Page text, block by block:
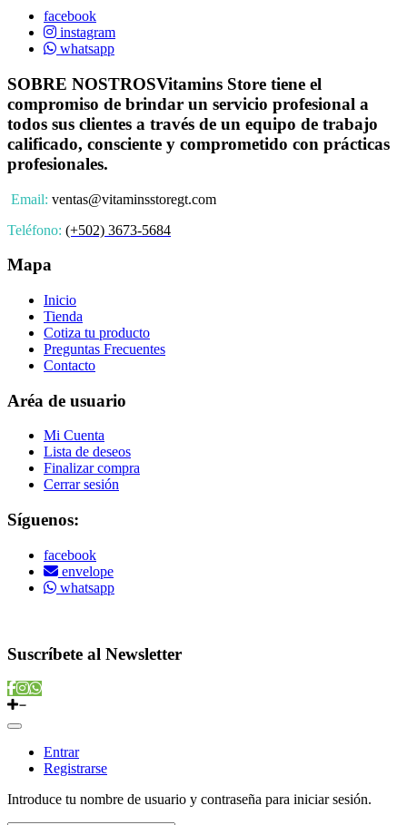
facebook
instagram
whatsapp
SOBRE NOSTROSVitamins Store tiene el
compromiso de brindar un servicio profesional a
todos sus clientes a través de un equipo de trabajo
calificado, consciente y comprometido con prácticas
profesionales.
Email: ventas@vitaminsstoregt.com
Teléfono: (+502) 3673-5684
Mapa
Inicio
Tienda
Cotiza tu producto
Preguntas Frecuentes
Contacto
Aréa de usuario
Mi Cuenta
Lista de deseos
Finalizar compra
Cerrar sesión
Síguenos:
facebook
envelope
whatsapp
Suscríbete al Newsletter
Entrar
Registrarse
Introduce tu nombre de usuario y contraseña para iniciar sesión.